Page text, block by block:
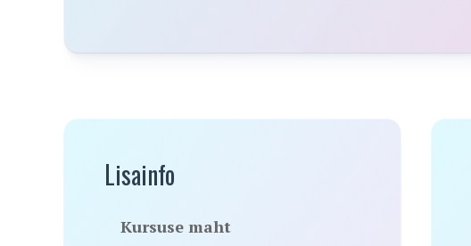
Lisainfo
Kursuse maht